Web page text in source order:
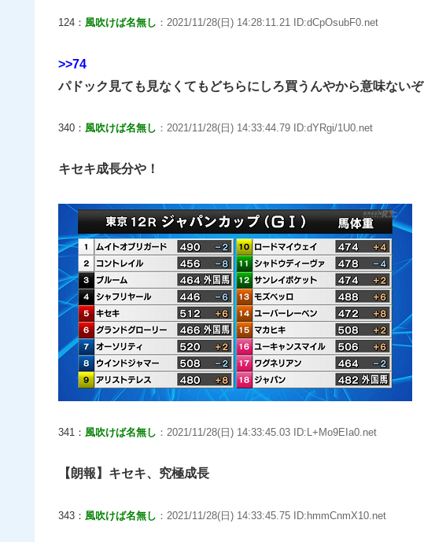
124： 風吹けば名無し ：2021/11/28(日) 14:28:11.21 ID:dCpOsubF0.net
>>74
パドック見ても見なくてもどちらにしろ買うんやから意味ないぞ
340： 風吹けば名無し ：2021/11/28(日) 14:33:44.79 ID:dYRgi/1U0.net
キセキ成長分や！
341： 風吹けば名無し ：2021/11/28(日) 14:33:45.03 ID:L+Mo9EIa0.net
【朗報】キセキ、究極成長
343： 風吹けば名無し ：2021/11/28(日) 14:33:45.75 ID:hmmCnmX10.net